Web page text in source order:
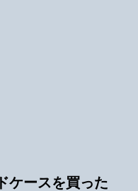
ケースを買った